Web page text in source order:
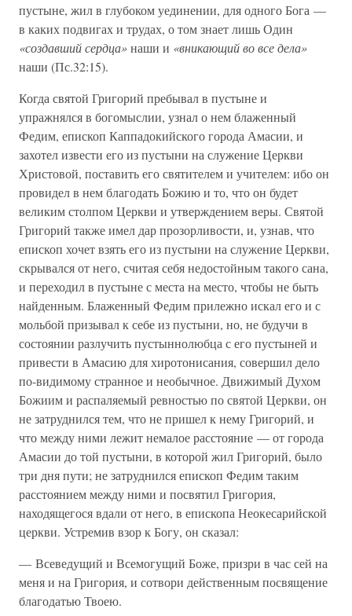
пустыне, жил в глубоком уединении, для одного Бога —
в каких подвигах и трудах, о том знает лишь Один
«создавший сердца»наши и «вникающий во все дела»
наши (Пс.32:15).
Когда святой Григорий пребывал в пустыне и
упражнялся в богомыслии, узнал о нем блаженный
Федим, епископ Каппадокийского города Амасии, и
захотел извести его из пустыни на служение Церкви
Христовой, поставить его святителем и учителем: ибо он
провидел в нем благодать Божию и то, что он будет
великим столпом Церкви и утверждением веры. Святой
Григорий также имел дар прозорливости, и, узнав, что
епископ хочет взять его из пустыни на служение Церкви,
скрывался от него, считая себя недостойным такого сана,
и переходил в пустыне с места на место, чтобы не быть
найденным. Блаженный Федим прилежно искал его и с
мольбой призывал к себе из пустыни, но, не будучи в
состоянии разлучить пустыннолюбца с его пустыней и
привести в Амасию для хиротонисания, совершил дело
по-видимому странное и необычное. Движимый Духом
Божиим и распаляемый ревностью по святой Церкви, он
не затруднился тем, что не пришел к нему Григорий, и
что между ними лежит немалое расстояние — от города
Амасии до той пустыни, в которой жил Григорий, было
три дня пути; не затруднился епископ Федим таким
расстоянием между ними и посвятил Григория,
находящегося вдали от него, в епископа Неокесарийской
церкви. Устремив взор к Богу, он сказал:
— Всеведущий и Всемогущий Боже, призри в час сей на
меня и на Григория, и сотвори действенным посвящение
благодатью Твоею.